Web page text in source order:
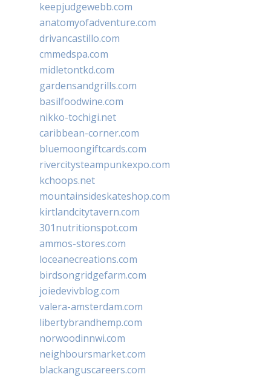
keepjudgewebb.com
anatomyofadventure.com
drivancastillo.com
cmmedspa.com
midletontkd.com
gardensandgrills.com
basilfoodwine.com
nikko-tochigi.net
caribbean-corner.com
bluemoongiftcards.com
rivercitysteampunkexpo.com
kchoops.net
mountainsideskateshop.com
kirtlandcitytavern.com
301nutritionspot.com
ammos-stores.com
loceanecreations.com
birdsongridgefarm.com
joiedevivblog.com
valera-amsterdam.com
libertybrandhemp.com
norwoodinnwi.com
neighboursmarket.com
blackanguscareers.com